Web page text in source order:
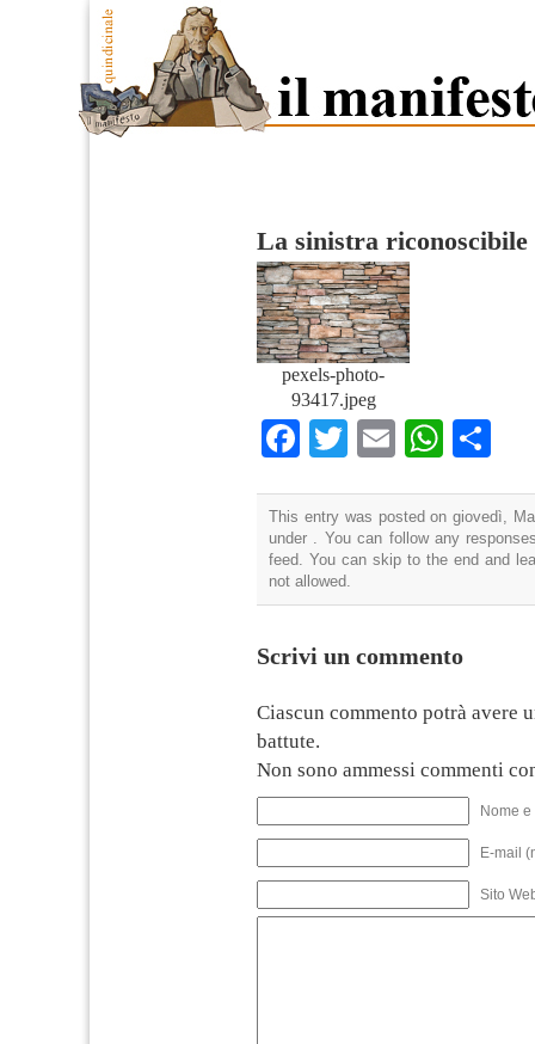
La sinistra riconoscibile
pexels-photo-
93417.jpeg
Facebook
TwitterEmail
This entry was posted on giovedì,
under . You can follow any
feed. You can skip to the end and
not allowed.
Scrivi un commento
Ciascun commento potrà avere
battute.
Non sono ammessi commenti
Nome
E-mail
Sito